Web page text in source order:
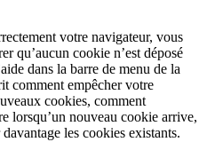
votre navigateur, vous
qu’aucun cookie n’est déposé
dans la barre de menu de la
comment empêcher votre
cookies, comment
lorsqu’un nouveau cookie arrive,
les cookies existants.